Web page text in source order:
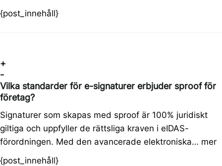
{post_innehåll}
+
-
Vilka standarder för e-signaturer erbjuder sproof för
företag?
Signaturer som skapas med sproof är 100% juridiskt
giltiga och uppfyller de rättsliga kraven i eIDAS-
förordningen. Med den avancerade elektroniska… mer
{post_innehåll}